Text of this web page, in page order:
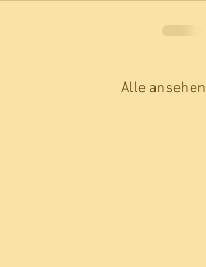
Alle ansehen